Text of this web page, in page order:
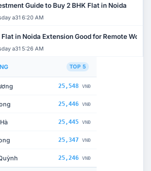
Guide to Buy 2 BHK Flat in Noida
a31 6:20 AM
Flat in Noida Extension Good for Remote Work?
a31 5:26 AM
TOP 5
25,548 VNĐ
25,446 VNĐ
25,445 VNĐ
25,347 VNĐ
25,246 VNĐ